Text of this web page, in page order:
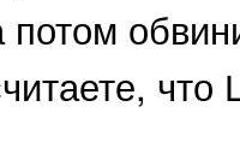
потом
что